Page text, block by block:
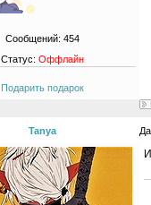
Сообщений: 454
Статус: Оффлайн
Подарить подарок
Tanya